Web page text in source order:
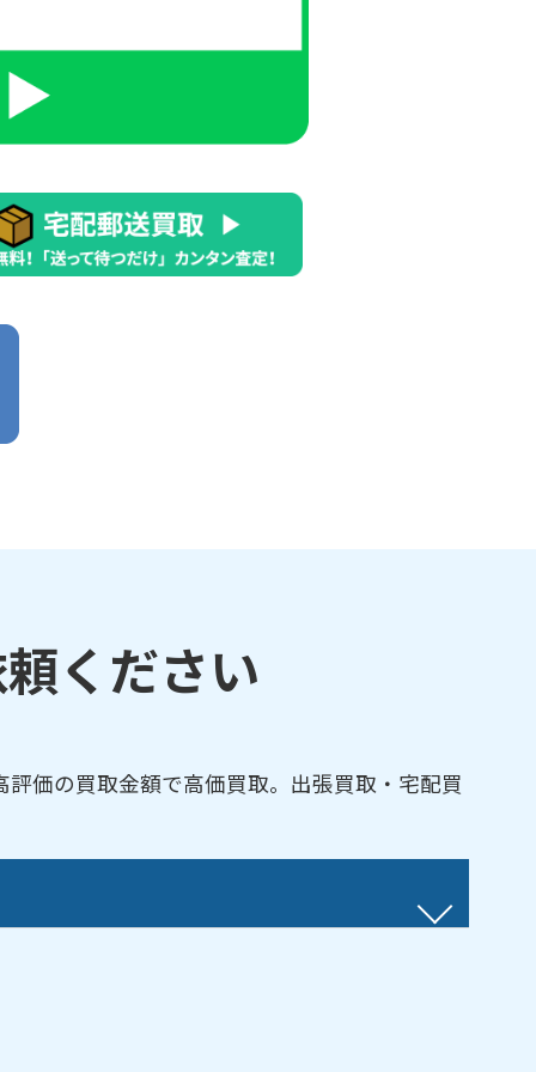
ください
価の買取金額で高価買取。出張買取・宅配買